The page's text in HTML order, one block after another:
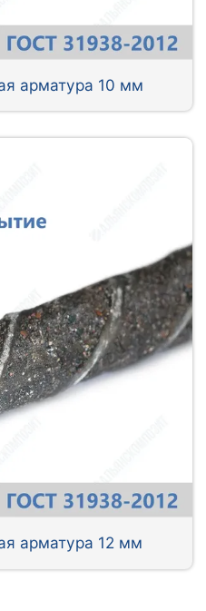
арматура 10 мм
арматура 12 мм